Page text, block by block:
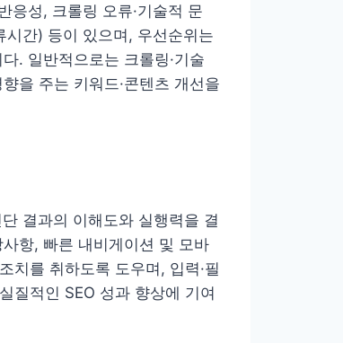
응성, 크롤링 오류·기술적 문
시간) 등이 있으며, 우선순위는
. 일반적으로는 크롤링·기술
을 주는 키워드·콘텐츠 개선을
결과의 이해도와 실행력을 결
항, 빠른 내비게이션 및 모바
치를 취하도록 도우며, 입력·필
질적인 SEO 성과 향상에 기여